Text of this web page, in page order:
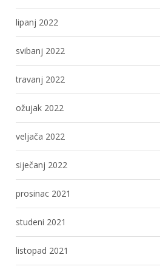
lipanj 2022
svibanj 2022
travanj 2022
ožujak 2022
veljača 2022
siječanj 2022
prosinac 2021
studeni 2021
listopad 2021